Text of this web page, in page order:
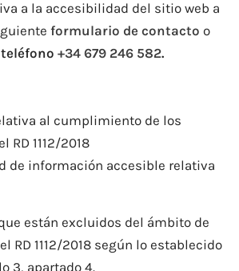
a la accesibilidad del sitio web a
formulario de contacto o
teléfono +34 679 246 582.
al cumplimiento de los
RD 1112/2018
de información accesible relativa
están excluidos del ámbito de
RD 1112/2018 según lo establecido
3, apartado 4.